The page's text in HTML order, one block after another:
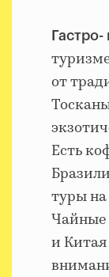
от
Есть
туры
Чайные
и Китая